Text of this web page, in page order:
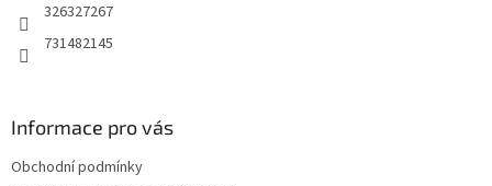
326327267
731482145
Informace pro vás
Obchodní podmínky